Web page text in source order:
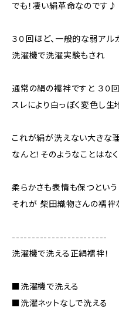
でも！凄い絹革命なのです♪
３０回ほど、一般的な弱アル
洗濯機で洗濯実験もされ
通常の絹の襦袢ですと ３０
スレにより白っぽく変色し
これが絹が洗えない大きな
なんと！そのようなことはなく
柔らかさも表情も保つという
それが 柴田織物さんの襦袢
------------------------
洗濯機で洗える正絹襦袢！
■洗濯機で洗える
■洗濯ネットなしで洗える